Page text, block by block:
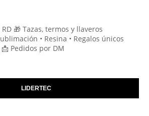
RD 🎁 Tazas, termos y llaveros
• Resina • Regalos únicos
Pedidos por DM
LIDERTEC